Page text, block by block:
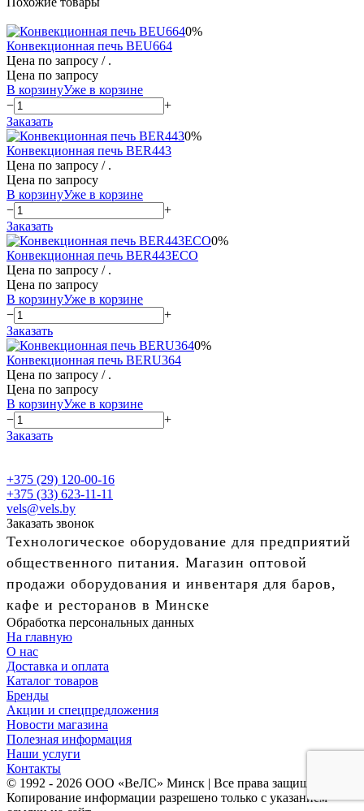
0%
Конвекционная печь BEU664
Цена по запросу / .
Цена по запросу
В корзинуУже в корзине
−
+
Заказать
0%
Конвекционная печь BER443
Цена по запросу / .
Цена по запросу
В корзинуУже в корзине
−
+
Заказать
0%
Конвекционная печь BER443ECO
Цена по запросу / .
Цена по запросу
В корзинуУже в корзине
−
+
Заказать
0%
Конвекционная печь BERU364
Цена по запросу / .
Цена по запросу
В корзинуУже в корзине
−
+
Заказать
+375 (29) 120-00-16
+375 (33) 623-11-11
vels@vels.by
Заказать звонок
Технологическое оборудование для предприятий
общественного питания. Магазин оптовой
продажи оборудования и инвентаря для баров,
кафе и ресторанов в Минске
Обработка персональных данных
На главную
О нас
Доставка и оплата
Каталог товаров
Бренды
Акции и спецпредложения
Новости магазина
Полезная информация
Наши услуги
Контакты
© 1992 - 2026 ООО «ВеЛС» Минск | Все права защищены
Копирование информации разрешено только с указанием